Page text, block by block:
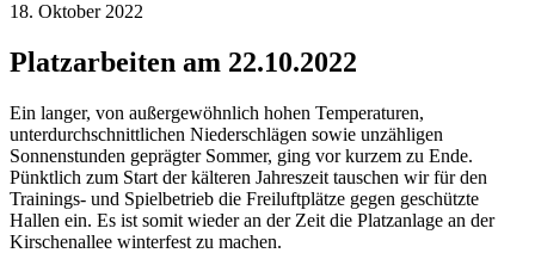
18. Oktober 2022
Platzarbeiten am 22.10.2022
Ein langer, von außergewöhnlich hohen Temperaturen,
unterdurchschnittlichen Niederschlägen sowie unzähligen
Sonnenstunden geprägter Sommer, ging vor kurzem zu Ende.
Pünktlich zum Start der kälteren Jahreszeit tauschen wir für den
Trainings- und Spielbetrieb die Freiluftplätze gegen geschützte
Hallen ein. Es ist somit wieder an der Zeit die Platzanlage an der
Kirschenallee winterfest zu machen.